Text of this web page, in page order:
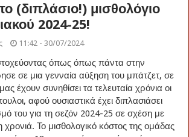
(διπλάσιο!) μισθολόγιο
2024-25!
11:42 - 30/07/2024
όπως όπως πάντα στην
σε μια γενναία αύξηση του μπάτζετ, σε
έχουν συνηθίσει τα τελευταία χρόνια οι
αφού ουσιαστικά έχει διπλασιάσει
του για τη σεζόν 2024-25 σε σχέση με
Το μισθολογικό κόστος της ομάδας